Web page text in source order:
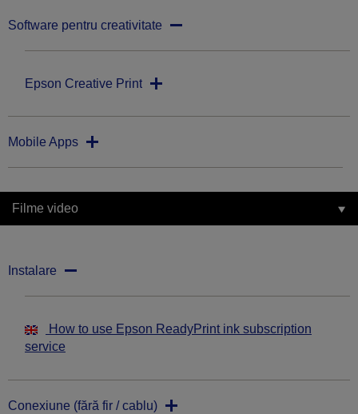
Software pentru creativitate
Epson Creative Print
Mobile Apps
Filme video
Instalare
How to use Epson ReadyPrint ink subscription
service
Conexiune (fără fir / cablu)